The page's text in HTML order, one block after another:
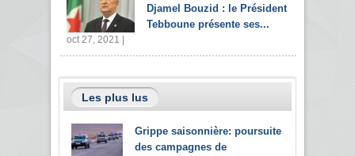
Djamel Bouzid : le Président
Tebboune présente ses...
oct 27, 2021 |
Les plus lus
Grippe saisonnière: poursuite
des campagnes de